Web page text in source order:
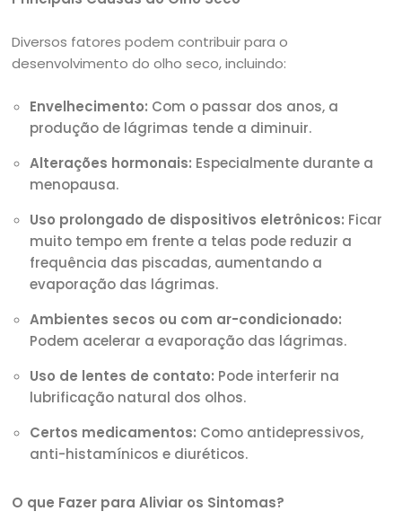
Diversos fatores podem contribuir para o
desenvolvimento do olho seco, incluindo:
Envelhecimento: Com o passar dos anos, a
produção de lágrimas tende a diminuir.
Alterações hormonais: Especialmente durante a
menopausa.
Uso prolongado de dispositivos eletrônicos: Ficar
muito tempo em frente a telas pode reduzir a
frequência das piscadas, aumentando a
evaporação das lágrimas.
Ambientes secos ou com ar-condicionado:
Podem acelerar a evaporação das lágrimas.
Uso de lentes de contato: Pode interferir na
lubrificação natural dos olhos.
Certos medicamentos: Como antidepressivos,
anti-histamínicos e diuréticos.
O que Fazer para Aliviar os Sintomas?